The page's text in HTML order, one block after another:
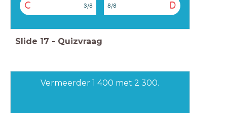
C 3/8 D
8/8
Slide 17 - Quizvraag
Vermeerder 1 400 met 2 300.